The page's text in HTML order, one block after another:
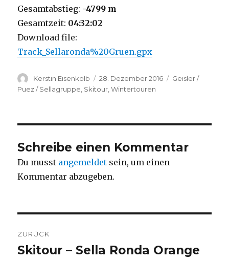
Gesamtabstieg: -4799 m
Gesamtzeit: 04:32:02
Download file:
Track_Sellaronda%20Gruen.gpx
Autor
Kerstin Eisenkolb
Veröffentlicht
am
28. Dezember 2016 Kategorien
Geisler /
Puez / Sellagruppe Skitour ,Wintertouren
Schreibe einen Kommentar
Du musst angemeldet sein, um einen
Kommentar abzugeben.
ZURÜCK
Vorheriger
Skitour – Sella Ronda Orange